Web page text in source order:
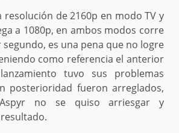
resolución de 2160p en modo TV y
a 1080p, en ambos modos corre
es una pena que no logre
como referencia el anterior
tuvo sus problemas
posterioridad fueron arreglados,
no se quiso arriesgar y